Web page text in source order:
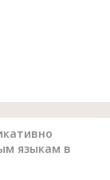
языкам в